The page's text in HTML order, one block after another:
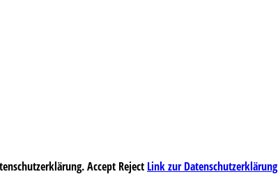
Accept Reject Link zur Datenschutzerklärung